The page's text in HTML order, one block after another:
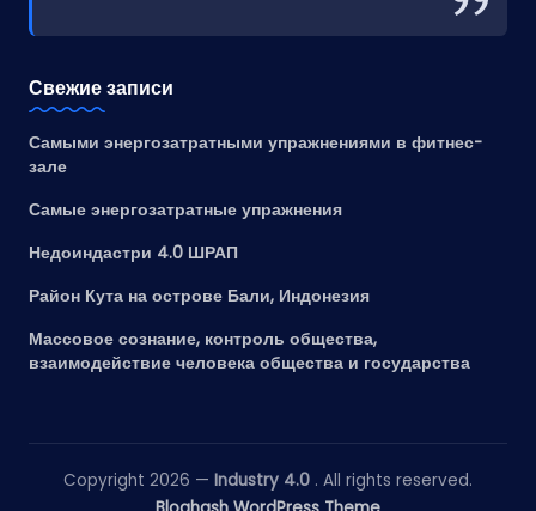
Свежие записи
Самыми энергозатратными упражнениями в фитнес-
зале
Самые энергозатратные упражнения
Недоиндастри 4.0 ШРАП
Район Кута на острове Бали, Индонезия
Массовое сознание, контроль общества,
взаимодействие человека общества и государства
Copyright 2026 — Industry 4.0 . All rights reserved.